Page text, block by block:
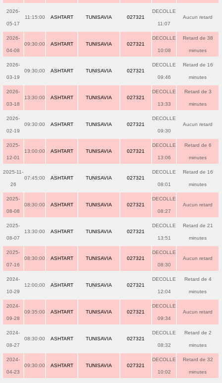
2026-
05-17
11:15:00 ASHTART TUNISAVIA 027321
DECOLLE
11:07
Aucun retard
2026-
04-08
09:30:00 ASHTART TUNISAVIA 027321
DECOLLE
10:08
Retard de 38
minutes
2026-
03-19
09:30:00 ASHTART TUNISAVIA 027321
DECOLLE
09:46
Retard de 16
minutes
2026-
03-18
13:30:00 ASHTART TUNISAVIA 027321
DECOLLE
13:33
Retard de 3
minutes
2026-
02-19
09:30:00 ASHTART TUNISAVIA 027321
DECOLLE
09:30
Aucun retard
2025-
12-01
13:00:00 ASHTART TUNISAVIA 027321
DECOLLE
13:06
Retard de 6
minutes
2025-11-
26
07:45:00 ASHTART TUNISAVIA 027321
DECOLLE
08:01
Retard de 16
minutes
2025-
08-08
08:30:00 ASHTART TUNISAVIA 027321
DECOLLE
08:27
Aucun retard
2025-
08-07
13:30:00 ASHTART TUNISAVIA 027321
DECOLLE
13:51
Retard de 21
minutes
2025-
07-16
08:30:00 ASHTART TUNISAVIA 027321
DECOLLE
08:30
Aucun retard
2024-
10-29
12:00:00 ASHTART TUNISAVIA 027321
DECOLLE
12:04
Retard de 4
minutes
2024-
09-28
09:35:00 ASHTART TUNISAVIA 027321
DECOLLE
09:34
Aucun retard
2024-
08-27
08:30:00 ASHTART TUNISAVIA 027321
DECOLLE
08:32
Retard de 2
minutes
2024-
04-23
09:30:00 ASHTART TUNISAVIA 027321
DECOLLE
10:02
Retard de 32
minutes